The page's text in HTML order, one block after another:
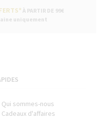
À PARTIR DE 99€
uniquement
Qui sommes-nous
Cadeaux d'affaires